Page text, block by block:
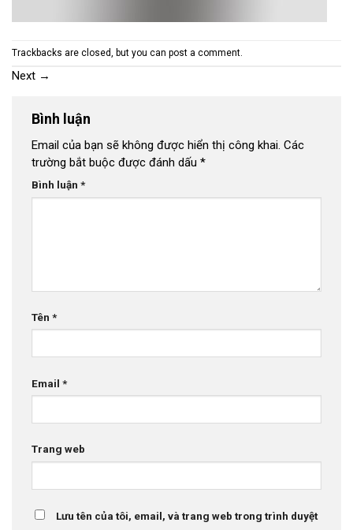
Trackbacks are closed, but you can post a comment
Next →
Bình luận
Email của bạn sẽ không được hiển thị công khai. Các
trường bắt buộc được đánh dấu *
Bình luận *
Tên *
Email *
Trang web
Lưu tên của tôi, email, và trang web trong trình duyệt